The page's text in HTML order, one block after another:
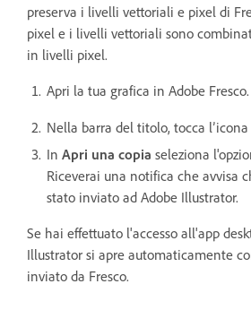
preserva i livelli vettoriali e pixel di
pixel e i livelli vettoriali sono
in livelli pixel.
Apri la tua grafica in Adobe Fresco.
Nella barra del titolo, tocca l’icona
In Apri una copia seleziona
Riceverai una notifica che avvisa
stato inviato ad Adobe Illustrator.
Se hai effettuato l'accesso all'app
Illustrator si apre automaticamente
inviato da Fresco.